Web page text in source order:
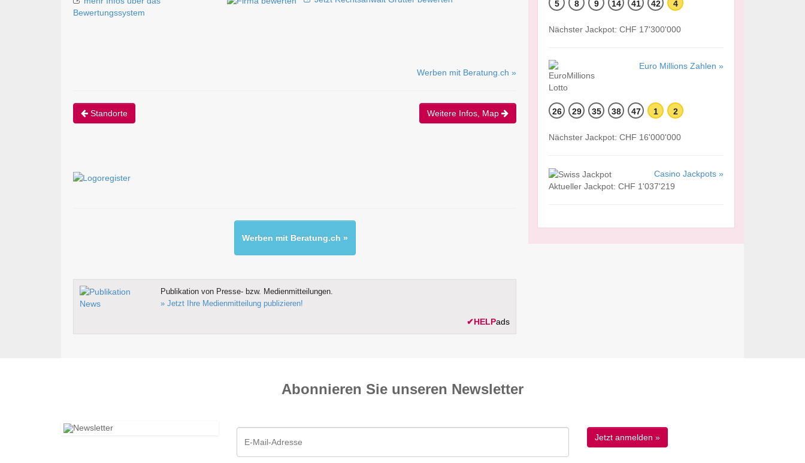
Bewertungssystem
Werben mit Beratung.ch »
Standorte Weitere Infos, Map
Werben mit Beratung.ch »
Publikation von Presse- bzw. Medienmitteilungen.
» Jetzt Ihre Medienmitteilung publizieren!
✔HELPads
5 8 9 14 41 42 4
Nächster Jackpot: CHF 17'300'000
Euro Millions Zahlen »
26 29 35 38 47 1 2
Nächster Jackpot: CHF 16'000'000
Casino Jackpots »
Aktueller Jackpot: CHF 1'037'219
Abonnieren Sie unseren News­letter